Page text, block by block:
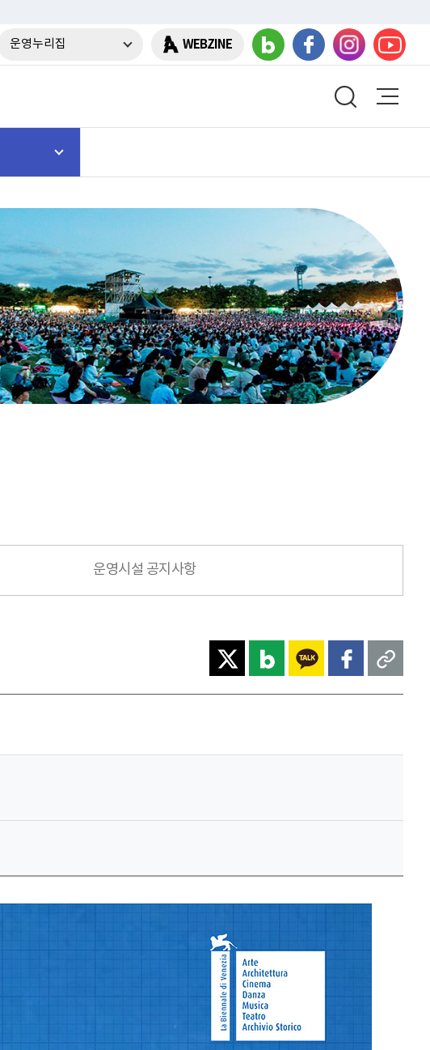
운영누리집 WEBZINE
운영시설 공지사항